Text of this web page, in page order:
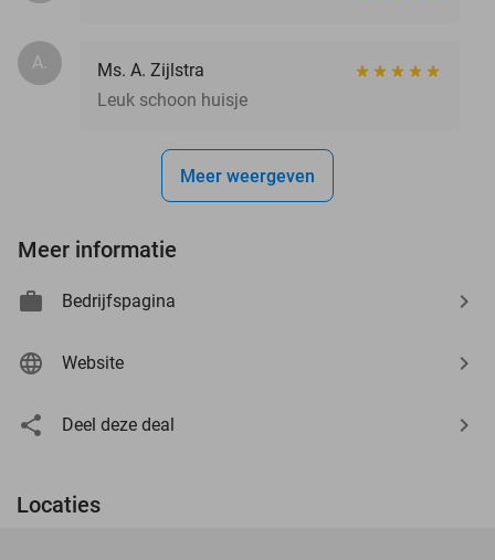
A.
Ms. A. Zijlstra
Leuk schoon huisje
Meer weergeven
Meer informatie
Bedrijfspagina
Website
Deel deze deal
Locaties